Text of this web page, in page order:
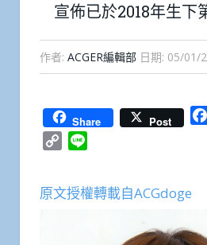
宣佈已於2018年生下
作者: ACGER編輯部 日期: 05/01/
Share Post
Copy
原文授權轉載自ACGdoge